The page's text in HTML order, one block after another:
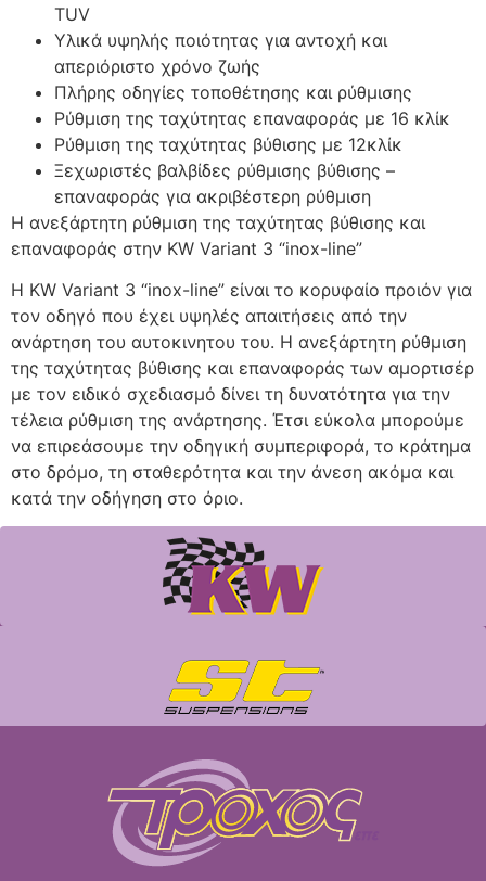
TUV
Υλικά υψηλής ποιότητας για αντοχή και
απεριόριστο χρόνο ζωής
Πλήρης οδηγίες τοποθέτησης και ρύθμισης
Ρύθμιση της ταχύτητας επαναφοράς με 16 κλίκ
Ρύθμιση της ταχύτητας βύθισης με 12κλίκ
Ξεχωριστές βαλβίδες ρύθμισης βύθισης –
επαναφοράς για ακριβέστερη ρύθμιση
Η ανεξάρτητη ρύθμιση της ταχύτητας βύθισης και
επαναφοράς στην KW Variant 3 “inox-line”
Η KW Variant 3 “inox-line” είναι το κορυφαίο προιόν για
τον οδηγό που έχει υψηλές απαιτήσεις από την
ανάρτηση του αυτοκινητου του. Η ανεξάρτητη ρύθμιση
της ταχύτητας βύθισης και επαναφοράς των αμορτισέρ
με τον ειδικό σχεδιασμό δίνει τη δυνατότητα για την
τέλεια ρύθμιση της ανάρτησης. Έτσι εύκολα μπορούμε
να επιρεάσουμε την οδηγική συμπεριφορά, το κράτημα
στο δρόμο, τη σταθερότητα και την άνεση ακόμα και
κατά την οδήγηση στο όριο.